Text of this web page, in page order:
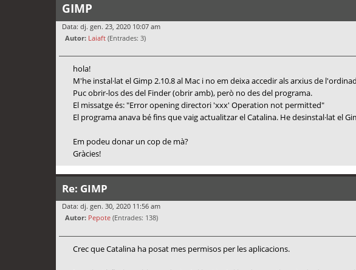
GIMP
Data: dj. gen. 23, 2020 10:07 am
Autor: Laiaft (Entrades: 3)
hola!
M'he instal·lat el Gimp 2.10.8 al Mac i no em deixa accedir als arxius de
Puc obrir-los des del Finder (obrir amb), però no des del programa.
El missatge és: "Error opening directori 'xxx' Operation not permitted"
El programa anava bé fins que vaig actualitzar el Catalina. He desinstal·lat el
Em podeu donar un cop de mà?
Gràcies!
Re: GIMP
Data: dj. gen. 30, 2020 11:56 am
Autor: Pepote (Entrades: 138)
Crec que Catalina ha posat mes permisos per les aplicacions.